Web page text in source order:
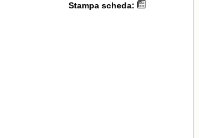
Stampa scheda: